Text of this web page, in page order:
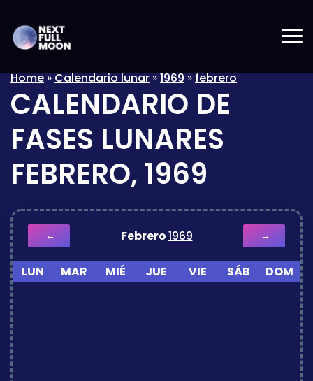
Home»Calendario lunar»1969»febrero
CALENDARIO DE
FASES LUNARES
FEBRERO, 1969
← Febrero1969 →
LUN MAR MIÉ JUE VIE SÁB DOM